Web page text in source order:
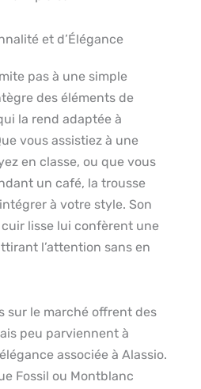
et d’Élégance
pas à une simple
des éléments de
la rend adaptée à
vous assistiez à une
en classe, ou que vous
un café, la trousse
à votre style. Son
lisse lui confèrent une
l’attention sans en
sur le marché offrent des
peu parviennent à
associée à Alassio.
Fossil ou Montblanc